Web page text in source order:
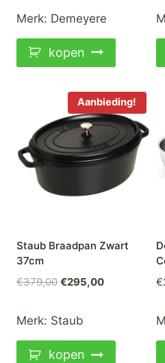
Merk: Demeyere
kopen
Aanbieding!
Staub Braadpan Zwart
37cm
€379,00 Oorspronkelijke
was:
€295,00Huidige
Merk: Staub
kopen
€